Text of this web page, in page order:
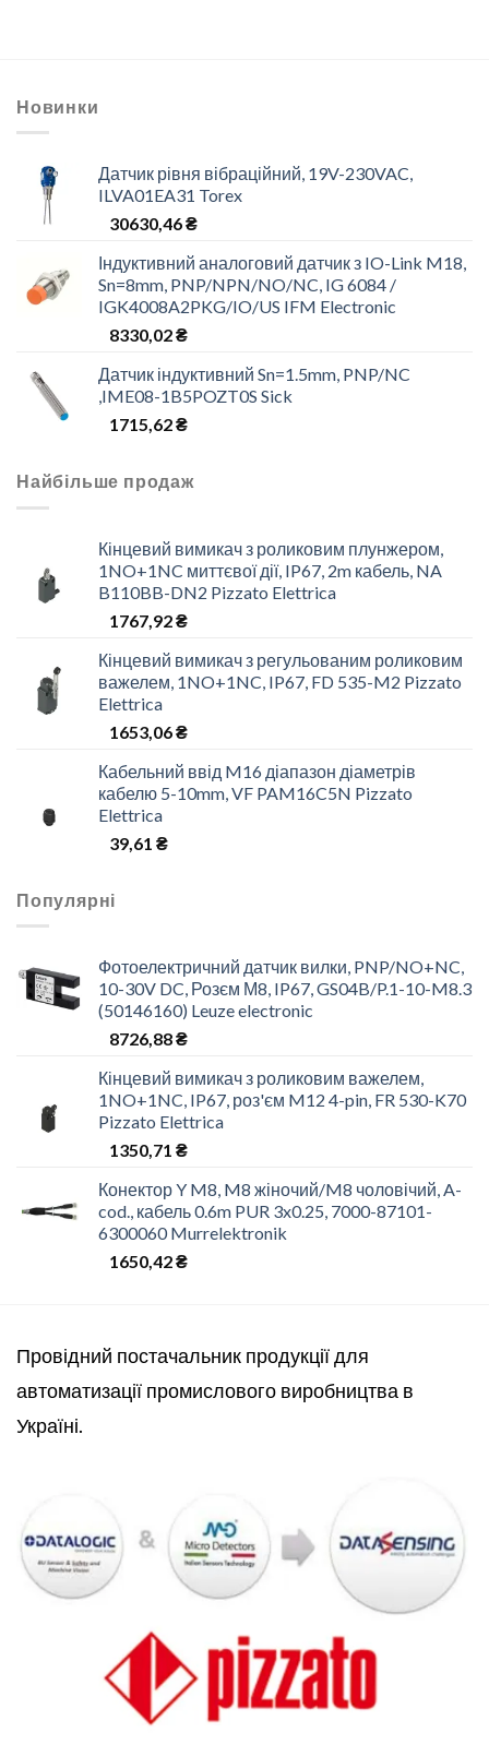
Новинки
Датчик рівня вібраційний, 19V-230VAC,
ILVA01EA31 Torex
30630,46₴
Індуктивний аналоговий датчик з IO-Link M18,
Sn=8mm, PNP/NPN/NO/NC, IG 6084 /
IGK4008A2PKG/IO/US IFM Electronic
8330,02₴
Датчик індуктивний Sn=1.5mm, PNP/NC
,IME08-1B5POZT0S Sick
1715,62₴
Найбільше продаж
Кінцевий вимикач з роликовим плунжером,
1NO+1NC миттєвої дії, IP67, 2m кабель, NA
B110BB-DN2 Pizzato Elettrica
1767,92₴
Кінцевий вимикач з регульованим роликовим
важелем, 1NO+1NC, IP67, FD 535-M2 Pizzato
Elettrica
1653,06₴
Кабельний ввід M16 діапазон діаметрів
кабелю 5-10mm, VF PAM16C5N Pizzato
Elettrica
39,61 ₴
Популярні
Фотоелектричний датчик вилки, PNP/NO+NC,
10-30V DC, Розєм М8, IP67, GS04B/P.1-10-M8.3
(50146160) Leuze electronic
8726,88₴
Кінцевий вимикач з роликовим важелем,
1NO+1NC, IP67, роз'єм M12 4-pin, FR 530-K70
Pizzato Elettrica
1350,71 ₴
Конектор Y M8, M8 жіночий/M8 чоловічий, A-
cod., кабель 0.6m PUR 3x0.25, 7000-87101-
6300060 Murrelektronik
1650,42₴
Провідний постачальник продукції для
автоматизації промислового виробництва в
Україні.